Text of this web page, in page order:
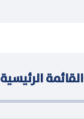
القائمة الرئيسية